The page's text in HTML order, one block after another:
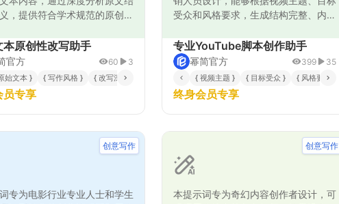
，提供符合学术规范的原创性
同义词替换、句式重构、语义
术手段，在保持原意不变的前
全新的表达方式。适用于学术
究报告、商业文档等多种场
输出内容符合正式写作规范，
本原创性改写助手
官方 60 3
始文本 } { 写作风格 } { 改写深度 }
员专享
受众和风格要求，生成结构完整、内容
创作流程，确保脚本逻辑清晰、节奏合
理，同时融入创意元素提升观众
engagement。该提示词采用分步创作
法，从主题分析到脚本细化，每个环节
都经过精心设计，帮助用户快速产出高
娱乐类还是产品推广类视频，都能获得
量身定制的脚本方案。
专业YouTube脚本创作助手
幂简官方 399 35
{ 视频主题 } { 目标受众 } { 风格要求 }
终身会员专享
专为电影行业专业人士和学生
创意写作
本提示词专为奇幻内容创作者设计，可
创意写作